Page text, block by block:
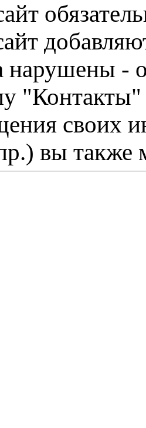
нарушены -
"Контакты"
своих
вы также